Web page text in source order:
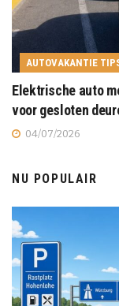
AUTOVAKANTIE
Elektrische auto
voor gesloten
04/07/2026
NU POPULAIR